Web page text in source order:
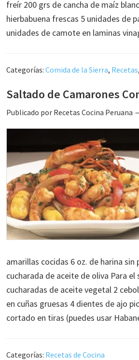
freír 200 grs de cancha de maíz
hierbabuena frescas 5 unidades de
unidades de camote en laminas
Categorías:Comida de la Sierra, Recetas,
Saltado de Camarones
Publicado por Recetas Cocina Peruana
amarillas cocidas 6 oz. de harina sin
cucharada de aceite de oliva Para el
cucharadas de aceite vegetal 2
en cuñas gruesas 4 dientes de ajo
cortado en tiras (puedes usar
Categorías: Recetas de Cocina